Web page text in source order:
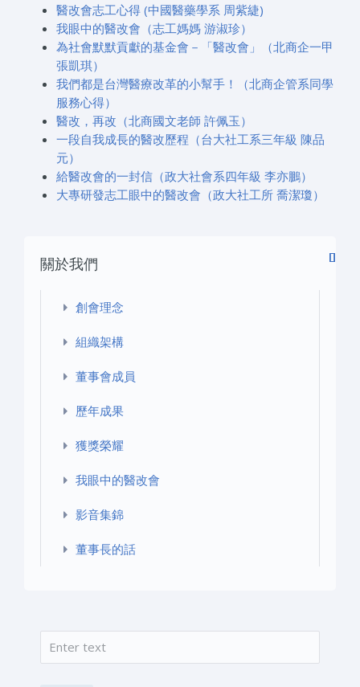
醫改會志工心得 (中國醫藥學系 周紫緁)
我眼中的醫改會（志工媽媽 游淑珍）
為社會默默貢獻的基金會－「醫改會」（北商企一甲
張凱琪）
我們都是台灣醫療改革的小幫手！（北商企管系同學
服務心得）
醫改，再改（北商國文老師 許佩玉）
一段自我成長的醫改歷程（台大社工系三年級 陳品
元）
給醫改會的一封信（政大社會系四年級 李亦鵬）
大專研發志工眼中的醫改會（政大社工所 喬潔瓊）
關於我們
創會理念
組織架構
董事會成員
歷年成果
獲獎榮耀
我眼中的醫改會
影音集錦
董事長的話
搜尋表單